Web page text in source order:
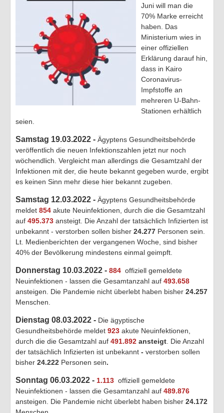
Juni will man die
70% Marke erreicht
haben. Das
Ministerium wies in
einer offiziellen
Erklärung darauf hin,
dass in Kairo
Coronavirus-
Impfstoffe an
mehreren U-Bahn-
Stationen erhältlich
seien.
Samstag 19.03.2022 - Ägyptens Gesundheitsbehörde
veröffentlich die neuen Infektionszahlen jetzt nur noch
wöchendlich. Vergleicht man allerdings die Gesamtzahl der
Infektionen mit der, die heute bekannt gegeben wurde, ergibt
es keinen Sinn mehr diese hier bekannt zugeben.
Samstag 12.03.2022 - Ägyptens Gesundheitsbehörde
meldet 854 akute Neuinfektionen, durch die die Gesamtzahl
auf 495.373 ansteigt. Die Anzahl der tatsächlich Infizierten ist
unbekannt - verstorben sollen bisher 24.277 Personen sein.
Lt. Medienberichten der vergangenen Woche, sind bisher
40% der Bevölkerung mindestens einmal geimpft.
Donnerstag 10.03.2022 - 884 offiziell gemeldete
Neuinfektionen - lassen die Gesamtanzahl auf 493.658
ansteigen. Die Pandemie nicht überlebt haben bisher 24.257
Menschen.
Dienstag 08.03.2022 - Die ägyptische
Gesundheitsbehörde meldet 923 akute Neuinfektionen,
durch die die Gesamtzahl auf 491.892 ansteigt . Die Anzahl
der tatsächlich Infizierten ist unbekannt - verstorben sollen
bisher 24.222 Personen sein.
Sonntag 06.03.2022 - 1.113 offiziell gemeldete
Neuinfektionen - lassen die Gesamtanzahl auf 489.876
ansteigen. Die Pandemie nicht überlebt haben bisher 24.172